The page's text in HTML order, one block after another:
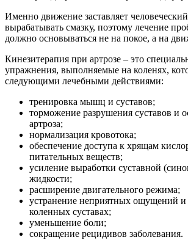
Именно движение заставляет
вырабатывать смазку, поэтому лечение
должно основываться не на покое, а на
Кинезитерапия при артрозе – это
упражнения, выполняемые на коленях,
следующими лечебными действиями:
тренировка мышц и суставов;
торможение разрушения суставов и
артроза;
нормализация кровотока;
обеспечение доступа к хрящам
питательных веществ;
усиление выработки суставной
жидкости;
расширение двигательного режима;
устранение неприятных ощущений и
коленных суставах;
уменьшение боли;
сокращение рецидивов заболевания.